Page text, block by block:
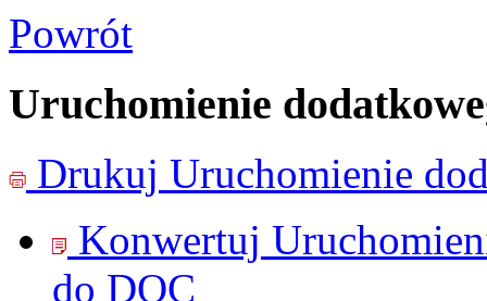
Powrót
Uruchomienie
Drukuj Uruchomienie
Konwertuj
do DOC